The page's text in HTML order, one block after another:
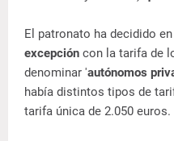
El patronato ha decidido
excepción con la tarifa de
denominar 'autónomos
había distintos tipos de
tarifa única de 2.050 euros.